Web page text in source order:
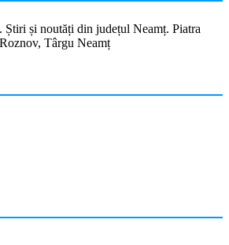
Știri și noutăți din județul Neamț. Piatra
Târgu Neamț